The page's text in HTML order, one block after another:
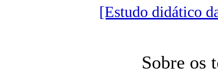
[Estudo didático
Sobre os